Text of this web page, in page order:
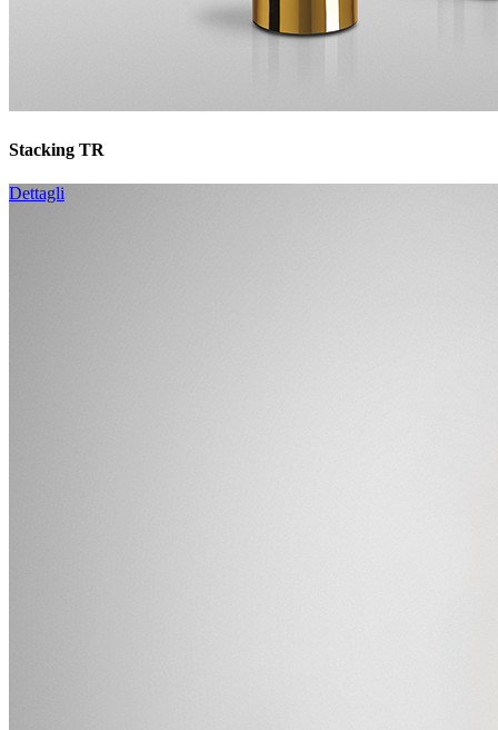
Stacking TR
Dettagli